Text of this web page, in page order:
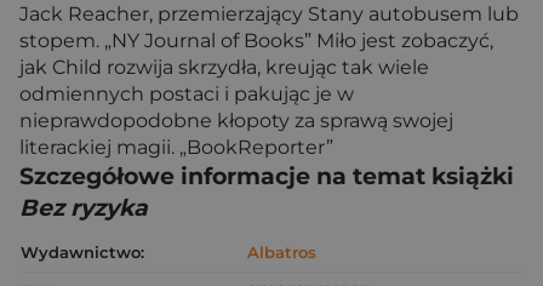
Jack Reacher, przemierzający Stany autobusem lub
stopem. „NY Journal of Books” Miło jest zobaczyć,
jak Child rozwija skrzydła, kreując tak wiele
odmiennych postaci i pakując je w
nieprawdopodobne kłopoty za sprawą swojej
literackiej magii. „BookReporter”
Szczegółowe informacje na temat książki
Bez ryzyka
Wydawnictwo:
Albatros